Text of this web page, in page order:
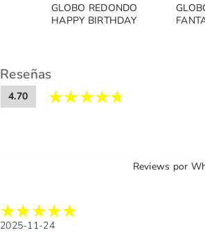
GLOBO REDONDO
HAPPY BIRTHDAY
Reseñas
4.70
Reviews por
2025-11-24